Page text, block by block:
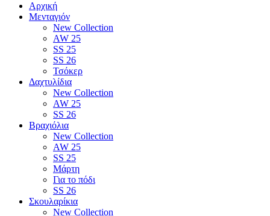
Αρχική
Μενταγιόν
New Collection
AW 25
SS 25
SS 26
Τσόκερ
Δαχτυλίδια
New Collection
AW 25
SS 26
Βραχιόλια
New Collection
AW 25
SS 25
Μάρτη
Για το πόδι
SS 26
Σκουλαρίκια
New Collection